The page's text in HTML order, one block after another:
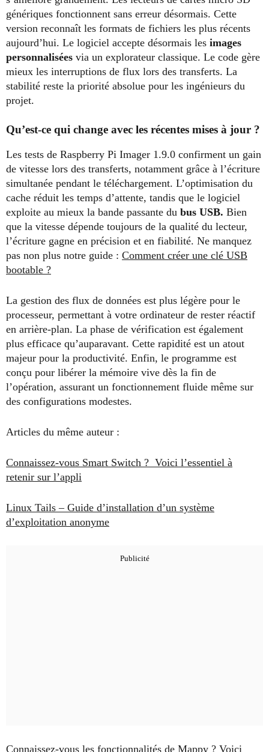
génériques fonctionnent sans erreur désormais. Cette
version reconnaît les formats de fichiers les plus récents
aujourd’hui. Le logiciel accepte désormais les images
personnalisées via un explorateur classique. Le code gère
mieux les interruptions de flux lors des transferts. La
stabilité reste la priorité absolue pour les ingénieurs du
projet.
Qu’est-ce qui change avec les récentes mises à jour ?
Les tests de Raspberry Pi Imager 1.9.0 confirment un gain
de vitesse lors des transferts, notamment grâce à l’écriture
simultanée pendant le téléchargement. L’optimisation du
cache réduit les temps d’attente, tandis que le logiciel
exploite au mieux la bande passante du bus USB. Bien
que la vitesse dépende toujours de la qualité du lecteur,
l’écriture gagne en précision et en fiabilité. Ne manquez
pas non plus notre guide : Comment créer une clé USB
bootable ?
La gestion des flux de données est plus légère pour le
processeur, permettant à votre ordinateur de rester réactif
en arrière-plan. La phase de vérification est également
plus efficace qu’auparavant. Cette rapidité est un atout
majeur pour la productivité. Enfin, le programme est
conçu pour libérer la mémoire vive dès la fin de
l’opération, assurant un fonctionnement fluide même sur
des configurations modestes.
Articles du même auteur :
Connaissez-vous Smart Switch ? Voici l’essentiel à
retenir sur l’appli
Linux Tails – Guide d’installation d’un système
d’exploitation anonyme
Connaissez-vous les fonctionnalités de Mappy ? Voici